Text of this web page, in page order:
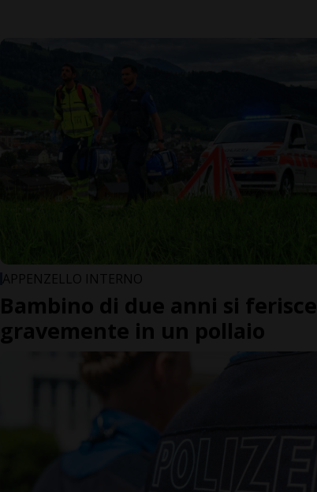
APPENZELLO INTERNO
Bambino di due anni si ferisce
gravemente in un pollaio